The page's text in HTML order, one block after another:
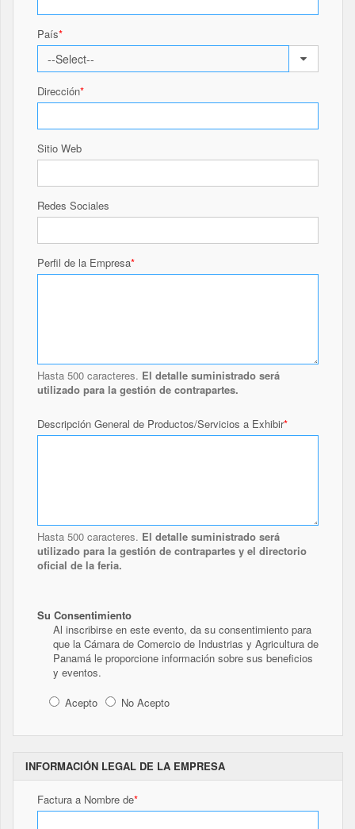
País
Dirección
Sitio Web
Redes Sociales
Perfil de la Empresa
Hasta 500 caracteres. El detalle suministrado será
utilizado para la gestión de contrapartes.
Descripción General de Productos/Servicios a Exhibir
Hasta 500 caracteres. El detalle suministrado será
utilizado para la gestión de contrapartes y el directorio
oficial de la feria.
Su Consentimiento
Al inscribirse en este evento, da su consentimiento para
que la Cámara de Comercio de Industrias y Agricultura de
Panamá le proporcione información sobre sus beneficios
y eventos.
Acepto
No Acepto
INFORMACIÓN LEGAL DE LA EMPRESA
Factura a Nombre de